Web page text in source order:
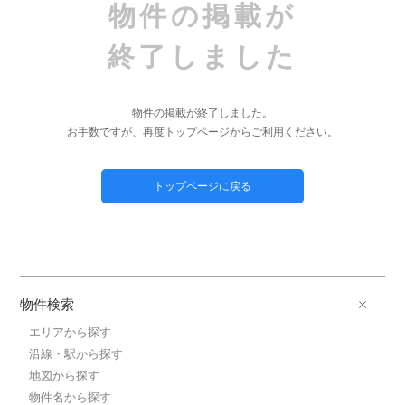
物件の掲載が
終了しました
物件の掲載が終了しました。
お手数ですが、再度トップページからご利用ください。
トップページに戻る
物件検索
エリアから探す
沿線・駅から探す
地図から探す
物件名から探す